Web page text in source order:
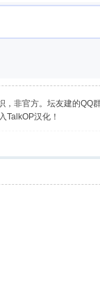
非官方。坛友建的
TalkOP汉化！